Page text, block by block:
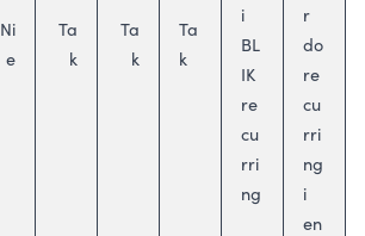
Ni
e
Ta
k
Ta
k
Ta
k
i
BL
IK
re
cu
rri
ng
r
do
re
cu
rri
ng
i
en